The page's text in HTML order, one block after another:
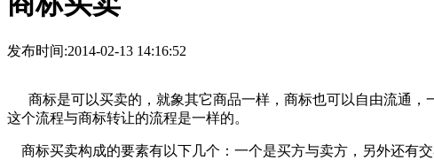
发布时间:2014-02-13 14:16:52
商标是可以买卖的，就象其它商品一样，商标也可以自由流通，
这个流程与商标转让的流程是一样的。
商标买卖构成的要素有以下几个：一个是买方与卖方，另外还有